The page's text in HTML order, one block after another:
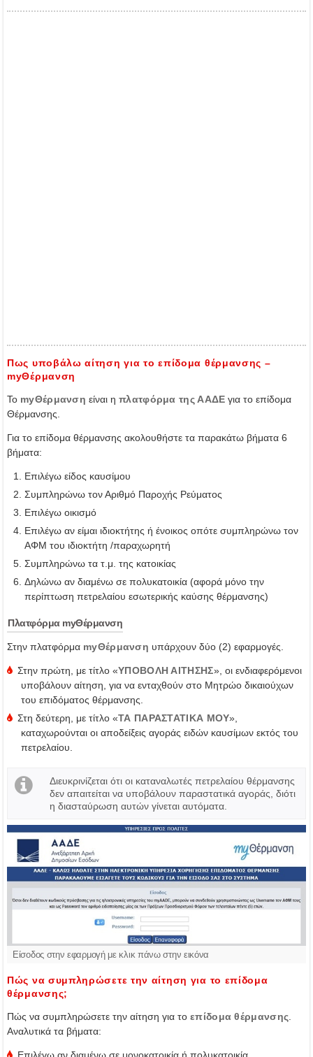
Πως υποβάλω αίτηση για το επίδομα θέρμανσης –
myΘέρμανση
Το myΘέρμανση είναι η πλατφόρμα της ΑΑΔΕ για το επίδομα
Θέρμανσης.
Για το επίδομα θέρμανσης ακολουθήστε τα παρακάτω βήματα 6
βήματα:
Επιλέγω είδος καυσίμου
Συμπληρώνω τον Αριθμό Παροχής Ρεύματος
Επιλέγω οικισμό
Επιλέγω αν είμαι ιδιοκτήτης ή ένοικος οπότε συμπληρώνω τον
ΑΦΜ του ιδιοκτήτη /παραχωρητή
Συμπληρώνω τα τ.μ. της κατοικίας
Δηλώνω αν διαμένω σε πολυκατοικία (αφορά μόνο την
περίπτωση πετρελαίου εσωτερικής καύσης θέρμανσης)
Πλατφόρμα myΘέρμανση
Στην πλατφόρμα myΘέρμανση υπάρχουν δύο (2) εφαρμογές.
Στην πρώτη, με τίτλο «ΥΠΟΒΟΛΗ ΑΙΤΗΣΗΣ», οι ενδιαφερόμενοι
υποβάλουν αίτηση, για να ενταχθούν στο Μητρώο δικαιούχων
του επιδόματος θέρμανσης.
Στη δεύτερη, με τίτλο «ΤΑ ΠΑΡΑΣΤΑΤΙΚΑ ΜΟΥ»,
καταχωρούνται οι αποδείξεις αγοράς ειδών καυσίμων εκτός του
πετρελαίου.
Διευκρινίζεται ότι οι καταναλωτές πετρελαίου θέρμανσης
δεν απαιτείται να υποβάλουν παραστατικά αγοράς, διότι
η διασταύρωση αυτών γίνεται αυτόματα.
Είσοδος στην εφαρμογή με κλικ πάνω στην εικόνα
Πώς να συμπληρώσετε την αίτηση για το επίδομα
θέρμανσης;
Πώς να συμπληρώσετε την αίτηση για το επίδομα θέρμανσης.
Αναλυτικά τα βήματα: